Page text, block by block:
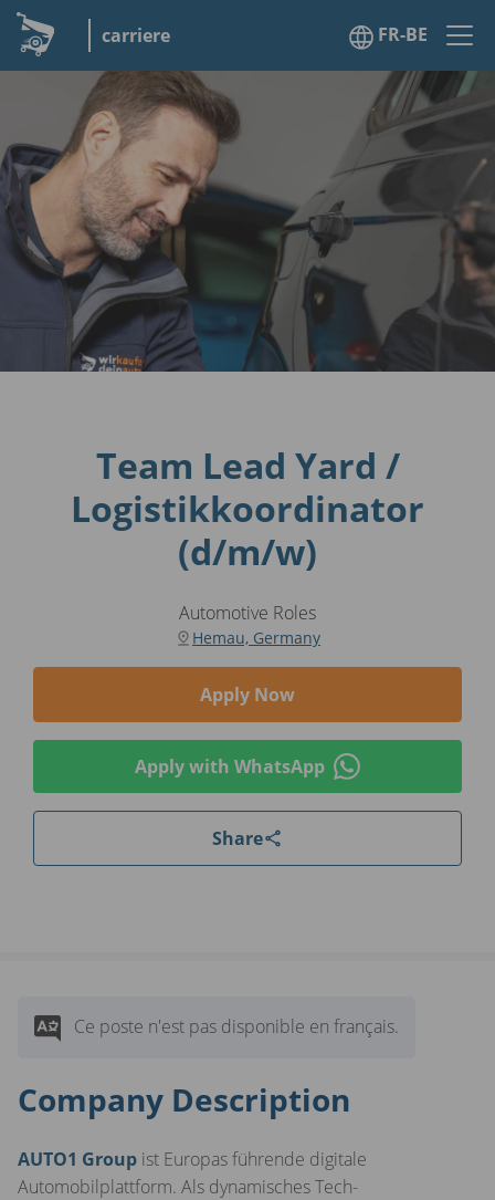
carriere FR-BE
Team Lead Yard /
Logistikkoordinator
(d/m/w)
Automotive Roles
Hemau, Germany
Apply Now
Apply with WhatsApp
Share
Ce poste n'est pas disponible en français.
Company Description
AUTO1 Group ist Europas führende digitale
Automobilplattform. Als dynamisches Tech-